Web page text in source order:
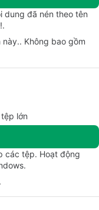
dung đã nén theo tên
Không bao gồm
lớn
các tệp. Hoạt động